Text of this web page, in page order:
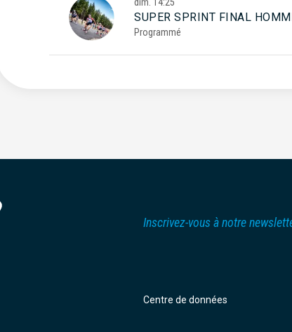
SUPER SPRINT FINAL
Programmé
Inscrivez-vous à notre
Centre de données